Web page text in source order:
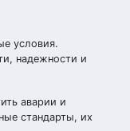
условия.
надежности и
аварии и
стандарты, их